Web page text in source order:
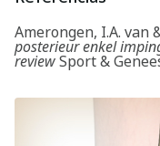
Amerongen, I.A. van
posterieur enkel
reviewSport &